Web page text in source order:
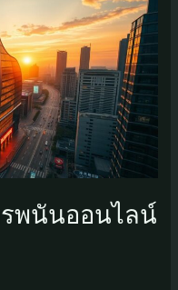
รพนันออนไลน์